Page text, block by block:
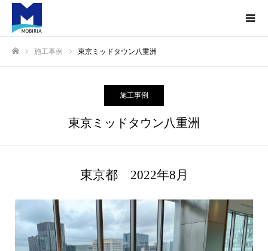
施工事例 東京ミッドタウン八重洲
施工事例
東京ミッドタウン八重洲
東京都 2022年8月